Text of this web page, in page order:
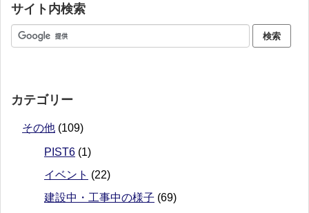
サイト内検索
カテゴリー
その他 (109)
PIST6 (1)
イベント (22)
建設中・工事中の様子 (69)